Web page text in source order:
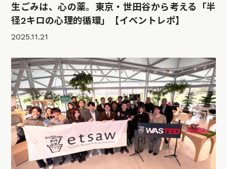
生ごみは、心の薬。東京・世田谷から考える「半
径2キロの心理的循環」【イベントレポ】
2025.11.21